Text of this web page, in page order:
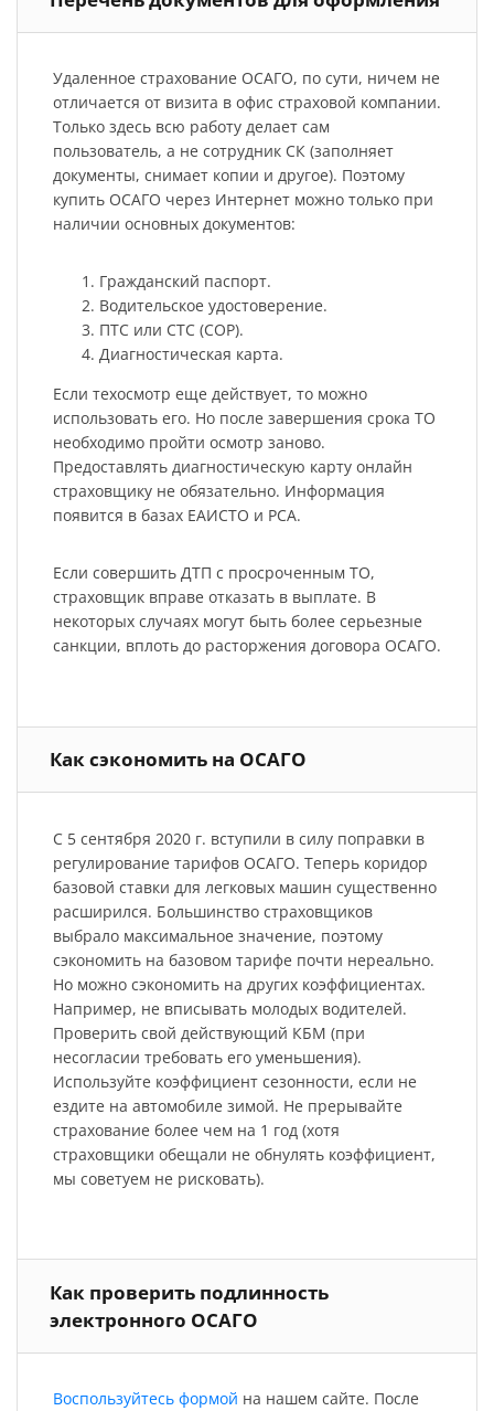
Удаленное страхование ОСАГО, по сути, ничем не
отличается от визита в офис страховой компании.
Только здесь всю работу делает сам
пользователь, а не сотрудник СК (заполняет
документы, снимает копии и другое). Поэтому
купить ОСАГО через Интернет можно только при
наличии основных документов:
Гражданский паспорт.
Водительское удостоверение.
ПТС или СТС (СОР).
Диагностическая карта.
Если техосмотр еще действует, то можно
использовать его. Но после завершения срока ТО
необходимо пройти осмотр заново.
Предоставлять диагностическую карту онлайн
страховщику не обязательно. Информация
появится в базах ЕАИСТО и РСА.
Если совершить ДТП с просроченным ТО,
страховщик вправе отказать в выплате. В
некоторых случаях могут быть более серьезные
санкции, вплоть до расторжения договора ОСАГО.
Как сэкономить на ОСАГО
С 5 сентября 2020 г. вступили в силу поправки в
регулирование тарифов ОСАГО. Теперь коридор
базовой ставки для легковых машин существенно
расширился. Большинство страховщиков
выбрало максимальное значение, поэтому
сэкономить на базовом тарифе почти нереально.
Но можно сэкономить на других коэффициентах.
Например, не вписывать молодых водителей.
Проверить свой действующий КБМ (при
несогласии требовать его уменьшения).
Используйте коэффициент сезонности, если не
ездите на автомобиле зимой. Не прерывайте
страхование более чем на 1 год (хотя
страховщики обещали не обнулять коэффициент,
мы советуем не рисковать).
Как проверить подлинность
электронного ОСАГО
Воспользуйтесь формой на нашем сайте. После